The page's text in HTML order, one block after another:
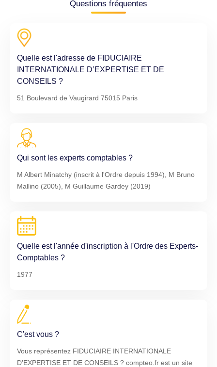
Questions fréquentes
Quelle est l'adresse de FIDUCIAIRE
INTERNATIONALE D’EXPERTISE ET DE
CONSEILS ?
51 Boulevard de Vaugirard 75015 Paris
Qui sont les experts comptables ?
M Albert Minatchy (inscrit à l'Ordre depuis 1994), M Bruno
Mallino (2005), M Guillaume Gardey (2019)
Quelle est l'année d'inscription à l'Ordre des Experts-
Comptables ?
1977
C'est vous ?
Vous représentez FIDUCIAIRE INTERNATIONALE
D’EXPERTISE ET DE CONSEILS ? compteo.fr est un site